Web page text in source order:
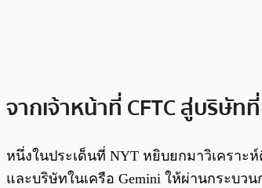
จากเจ้าหน้าที่ CFTC สู่บริษัท
หนึ่งในประเด็นที่ NYT หยิบยกมาวิเคราะห์
และบริษัทในเครือ Gemini ให้ผ่านกระบว